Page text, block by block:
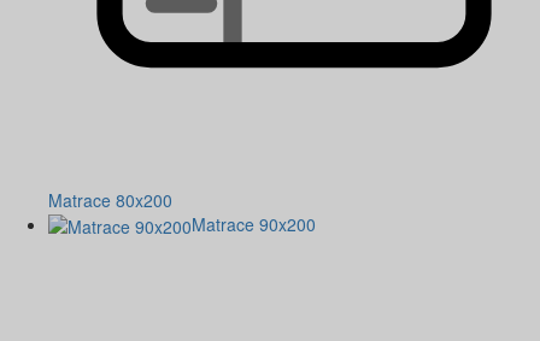
Matrace 80x200
Matrace 90x200